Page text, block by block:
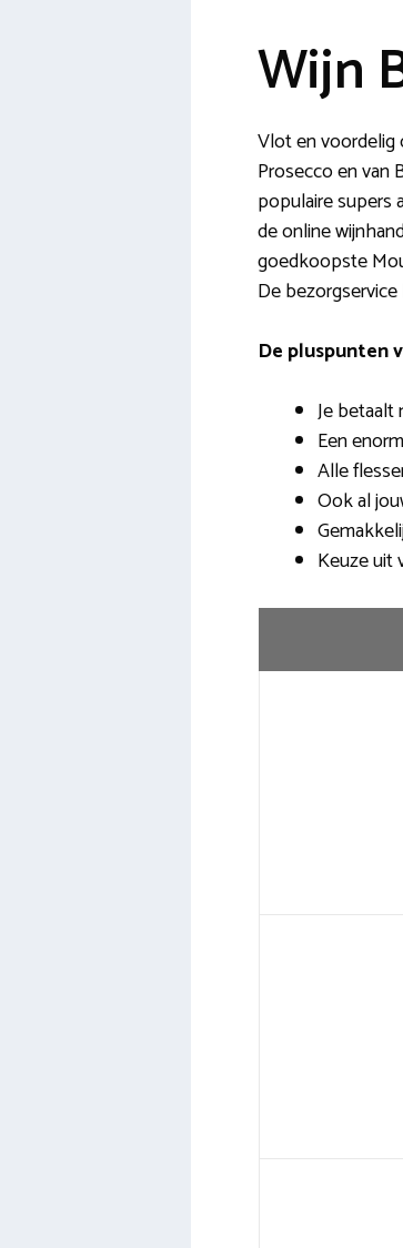
Wijn
Vlot en voordelig
Prosecco en van
populaire supers
de online
goedkoopste
De
De pluspunten
Je
Een
Alle
Ook al
Keuze uit